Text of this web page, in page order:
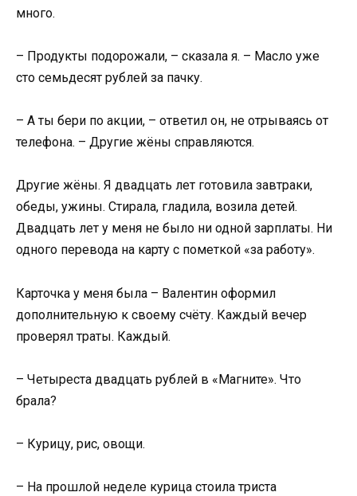
много.
– Продукты подорожали, – сказала я. – Масло уже
сто семьдесят рублей за пачку.
– А ты бери по акции, – ответил он, не отрываясь от
телефона. – Другие жёны справляются.
Другие жёны. Я двадцать лет готовила завтраки,
обеды, ужины. Стирала, гладила, возила детей.
Двадцать лет у меня не было ни одной зарплаты. Ни
одного перевода на карту с пометкой «за работу».
Карточка у меня была – Валентин оформил
дополнительную к своему счёту. Каждый вечер
проверял траты. Каждый.
– Четыреста двадцать рублей в «Магните». Что
брала?
– Курицу, рис, овощи.
– На прошлой неделе курица стоила триста